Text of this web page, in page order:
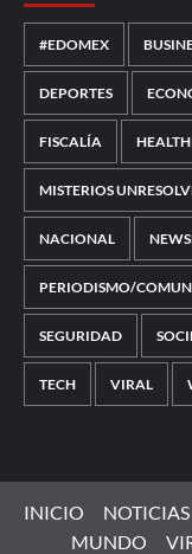
#EDOMEX
DEPORTES
FISCALÍA HEALTH
MISTERIOS
NACIONAL
PERIODISMO/
SEGURIDAD
TECH VIRAL
INICIO NOTICIAS
MUNDO